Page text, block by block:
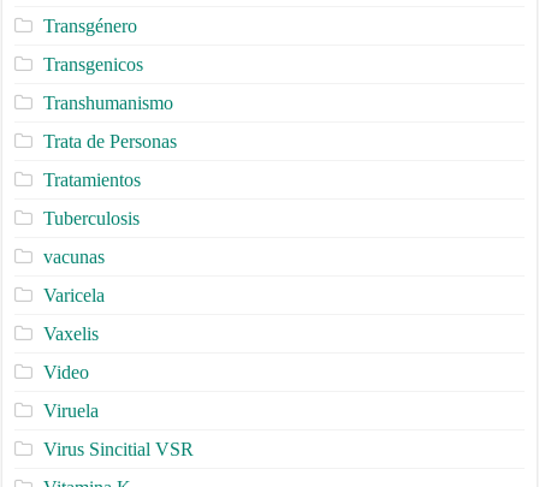
Transgénero
Transgenicos
Transhumanismo
Trata de Personas
Tratamientos
Tuberculosis
vacunas
Varicela
Vaxelis
Video
Viruela
Virus Sincitial VSR